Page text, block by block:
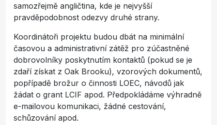
samozřejmě angličtina, kde je nejvyšší
pravděpodobnost odezvy druhé strany.
Koordinátoři projektu budou dbát na minimální
časovou a administrativní zátěž pro zúčastněné
dobrovolníky poskytnutím kontaktů (pokud se je
zdaří získat z Oak Brooku), vzorových dokumentů,
popřípadě brožur o činnosti LOEC, návodů jak
žádat o grant LCIF apod. Předpokládáme výhradně
e-mailovou komunikaci, žádné cestování,
schůzování apod.